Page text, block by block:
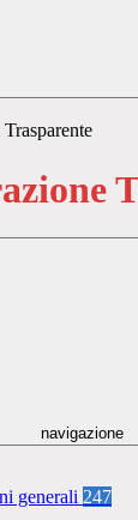
navigazione
generali 247